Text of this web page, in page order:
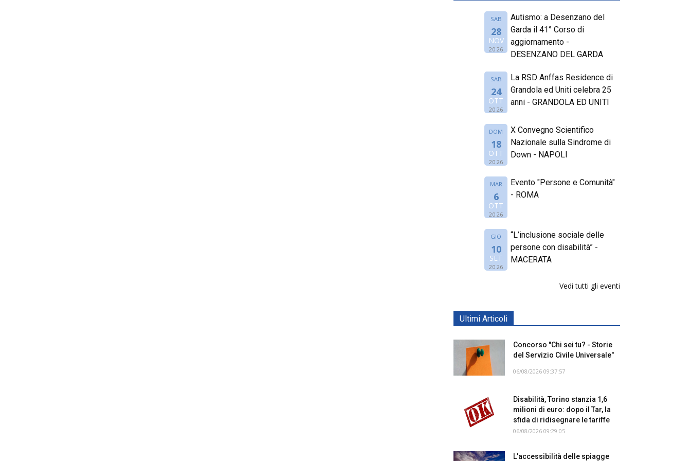
SAB
28
NOV
2026
Autismo: a Desenzano del
Garda il 41° Corso di
aggiornamento -
DESENZANO DEL GARDA
SAB
24
OTT
2026
La RSD Anffas Residence di
Grandola ed Uniti celebra 25
anni - GRANDOLA ED UNITI
DOM
18
OTT
2026
X Convegno Scientifico
Nazionale sulla Sindrome di
Down - NAPOLI
MAR
6
OTT
2026
Evento "Persone e Comunità"
- ROMA
GIO
10
SET
2026
“L’inclusione sociale delle
persone con disabilità” -
MACERATA
Vedi tutti gli eventi
Ultimi Articoli
Concorso "Chi sei tu? - Storie
del Servizio Civile Universale"
06/08/2026 09:37:57
Disabilità, Torino stanzia 1,6
milioni di euro: dopo il Tar, la
sfida di ridisegnare le tariffe
06/08/2026 09:29:05
L’accessibilità delle spiagge